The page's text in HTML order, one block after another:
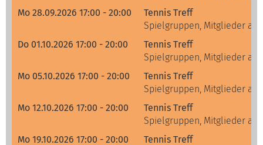
Mo 28.09.2026 17:00 - 20:00
Tennis Treff
Spielgruppen, Mitglieder
Do 01.10.2026 17:00 - 20:00
Tennis Treff
Spielgruppen, Mitglieder
Mo 05.10.2026 17:00 - 20:00
Tennis Treff
Spielgruppen, Mitglieder
Mo 12.10.2026 17:00 - 20:00
Tennis Treff
Spielgruppen, Mitglieder
Mo 19.10.2026 17:00 - 20:00
Tennis Treff